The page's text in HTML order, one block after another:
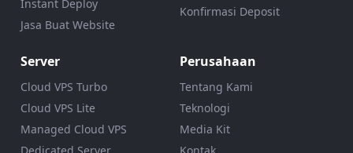
Instant Deploy
Jasa Buat Website
Konfirmasi Deposit
Server
Cloud VPS Turbo
Cloud VPS Lite
Managed Cloud VPS
Perusahaan
Tentang Kami
Teknologi
Media Kit